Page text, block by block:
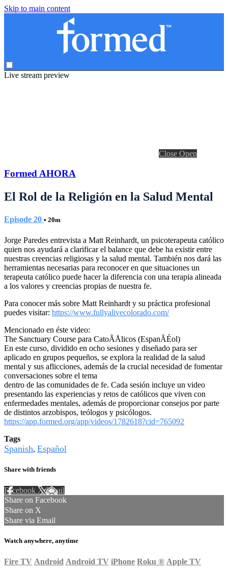
Skip to main content
Live stream preview
Close Open
Formed AHORA
El Rol de la Religión en la Salud Mental
Episode 20 • 20m
Jorge Paredes entrevista a Matt Reinhardt, un psicoterapeuta católico
quien nos ayudará a clarificar el balance que debe ha existir entre
nuestras creencias religiosas y la salud mental. También nos dará las
herramientas necesarias para reconocer en que situaciones un
terapeuta católico puede hacer la diferencia con una terapia alineada
a los valores y creencias propias de nuestra fe.
Para conocer más sobre Matt Reinhardt y su práctica profesional
puedes visitar: https://www.fullyalivecolorado.com/
Mencionado en éste video:
The Sanctuary Course para CatoÃÅlicos (EspanÃÉol)
En este curso, dividido en ocho sesiones y diseñado para ser
aplicado en grupos pequeños, se explora la realidad de la salud
mental y sus aflicciones, además de la crucial necesidad de fomentar
conversaciones sobre el tema
dentro de las comunidades de fe. Cada sesión incluye un video
presentando las experiencias y retos de católicos que viven con
enfermedades mentales, además de proporcionar consejos por parte
de distintos arzobispos, teólogos y psicólogos.
https://app.formed.org/app/videos/1782618?cid=765092
Tags
Spanish, Español
Share with friends
Facebook XEmail
Share on Facebook
Share on X
Share via Email
Watch anywhere, anytime
Fire TV Android Android TV iPhone Roku ® Apple TV